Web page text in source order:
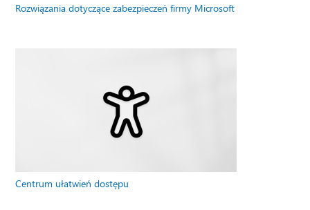
Rozwiązania dotyczące zabezpieczeń firmy Microsoft
Centrum ułatwień dostępu